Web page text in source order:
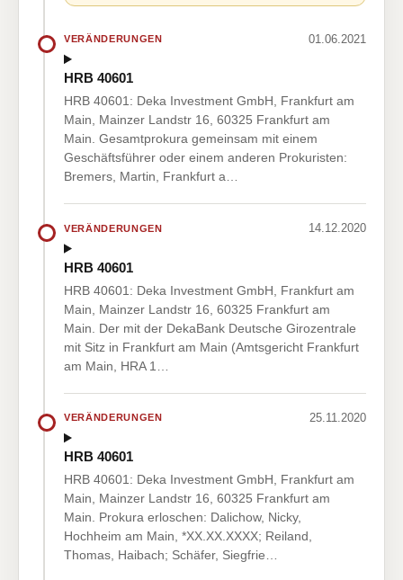
VERÄNDERUNGEN 01.06.2021
HRB 40601
HRB 40601: Deka Investment GmbH, Frankfurt am
Main, Mainzer Landstr 16, 60325 Frankfurt am
Main. Gesamtprokura gemeinsam mit einem
Geschäftsführer oder einem anderen Prokuristen:
Bremers, Martin, Frankfurt a…
VERÄNDERUNGEN 14.12.2020
HRB 40601
HRB 40601: Deka Investment GmbH, Frankfurt am
Main, Mainzer Landstr 16, 60325 Frankfurt am
Main. Der mit der DekaBank Deutsche Girozentrale
mit Sitz in Frankfurt am Main (Amtsgericht Frankfurt
am Main, HRA 1…
VERÄNDERUNGEN 25.11.2020
HRB 40601
HRB 40601: Deka Investment GmbH, Frankfurt am
Main, Mainzer Landstr 16, 60325 Frankfurt am
Main. Prokura erloschen: Dalichow, Nicky,
Hochheim am Main, *XX.XX.XXXX; Reiland,
Thomas, Haibach; Schäfer, Siegfrie…